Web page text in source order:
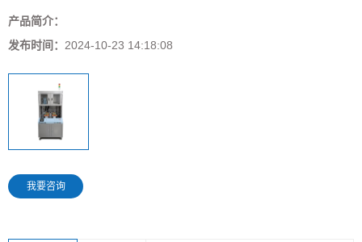
产品简介：
发布时间： 2024-10-23 14:18:08
我要咨询